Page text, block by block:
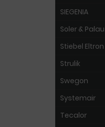
SIEGENIA
Soler & Palau
Stiebel Eltron
Strulik
Swegon
Systemair
Tecalor